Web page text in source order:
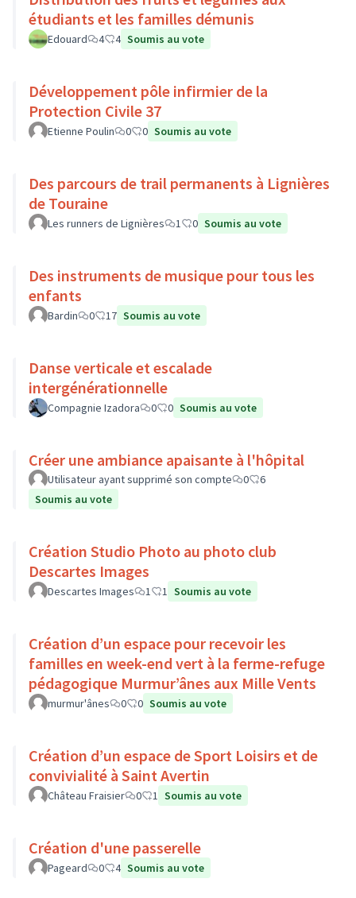
étudiants et les familles démunis
Edouard 4 4 Soumis au vote
Développement pôle infirmier de la
Protection Civile 37
Etienne Poulin 0 0 Soumis au vote
Des parcours de trail permanents à Lignières
de Touraine
Les runners de Lignières 1 0 Soumis au vote
Des instruments de musique pour tous les
enfants
Bardin 0 17 Soumis au vote
Danse verticale et escalade
intergénérationnelle
Compagnie Izadora 0 0 Soumis au vote
Créer une ambiance apaisante à l'hôpital
Utilisateur ayant supprimé son compte 0
6
Soumis au vote
Création Studio Photo au photo club
Descartes Images
Descartes Images 1 1 Soumis au vote
Création d’un espace pour recevoir les
familles en week-end vert à la ferme-refuge
pédagogique Murmur’ânes aux Mille Vents
murmur'ânes 0 0 Soumis au vote
Création d’un espace de Sport Loisirs et de
convivialité à Saint Avertin
Château Fraisier 0 1 Soumis au vote
Création d'une passerelle
Pageard 0 4 Soumis au vote